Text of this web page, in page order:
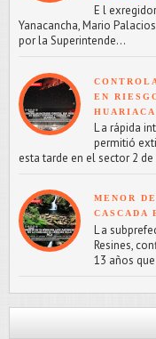
E l
Yanacancha, Mario
por la Superintende...
EN
HUARIACA
L a rápida
permitió
esta tarde en el sector 2
MENOR
CASCADA
L a
Resines,
13 años